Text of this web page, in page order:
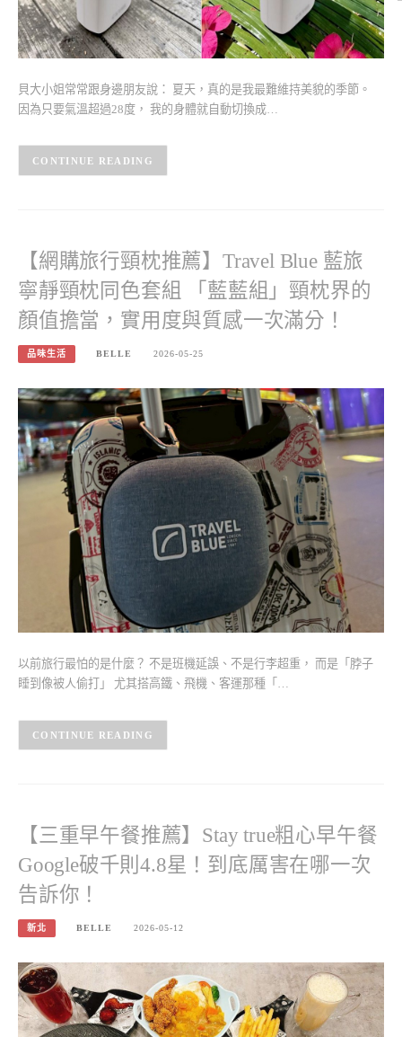
貝大小姐常常跟身邊朋友說： 夏天，真的是我最難維持美貌的季節。
因為只要氣溫超過28度， 我的身體就自動切換成…
CONTINUE READING
【網購旅行頸枕推薦】Travel Blue 藍旅
寧靜頸枕同色套組 「藍藍組」頸枕界的
顏值擔當，實用度與質感一次滿分！
品味生活 BELLE 2026-05-25
以前旅行最怕的是什麼？ 不是班機延誤、不是行李超重， 而是「脖子
睡到像被人偷打」 尤其搭高鐵、飛機、客運那種「…
CONTINUE READING
【三重早午餐推薦】Stay true粗心早午餐
Google破千則4.8星！到底厲害在哪一次
告訴你！
新北 BELLE 2026-05-12